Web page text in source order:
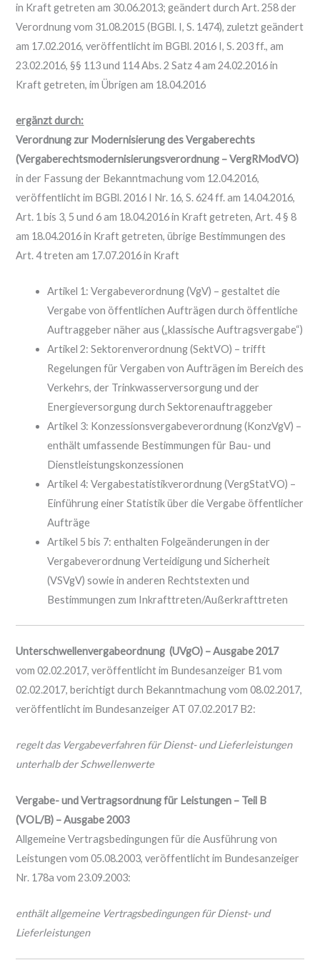
in Kraft getreten am 30.06.2013; geändert durch Art. 258 der
Verordnung vom 31.08.2015 (BGBl. I, S. 1474), zuletzt geändert
am 17.02.2016, veröffentlicht im BGBl. 2016 I, S. 203 ff., am
23.02.2016, §§ 113 und 114 Abs. 2 Satz 4 am 24.02.2016 in
Kraft getreten, im Übrigen am 18.04.2016
ergänzt durch:
Verordnung zur Modernisierung des Vergaberechts
(Vergaberechtsmodernisierungsverordnung – VergRModVO)
in der Fassung der Bekanntmachung vom 12.04.2016,
veröffentlicht im BGBl. 2016 I Nr. 16, S. 624 ff. am 14.04.2016,
Art. 1 bis 3, 5 und 6 am 18.04.2016 in Kraft getreten, Art. 4 § 8
am 18.04.2016 in Kraft getreten, übrige Bestimmungen des
Art. 4 treten am 17.07.2016 in Kraft
Artikel 1: Vergabeverordnung (VgV) – gestaltet die
Vergabe von öffentlichen Aufträgen durch öffentliche
Auftraggeber näher aus („klassische Auftragsvergabe“)
Artikel 2: Sektorenverordnung (SektVO) – trifft
Regelungen für Vergaben von Aufträgen im Bereich des
Verkehrs, der Trinkwasserversorgung und der
Energieversorgung durch Sektorenauftraggeber
Artikel 3: Konzessionsvergabeverordnung (KonzVgV) –
enthält umfassende Bestimmungen für Bau- und
Dienstleistungskonzessionen
Artikel 4: Vergabestatistikverordnung (VergStatVO) –
Einführung einer Statistik über die Vergabe öffentlicher
Aufträge
Artikel 5 bis 7: enthalten Folgeänderungen in der
Vergabeverordnung Verteidigung und Sicherheit
(VSVgV) sowie in anderen Rechtstexten und
Bestimmungen zum Inkrafttreten/Außerkrafttreten
Unterschwellenvergabeordnung (UVgO) – Ausgabe 2017
vom 02.02.2017, veröffentlicht im Bundesanzeiger B1 vom
02.02.2017, berichtigt durch Bekanntmachung vom 08.02.2017,
veröffentlicht im Bundesanzeiger AT 07.02.2017 B2:
regelt das Vergabeverfahren für Dienst- und Lieferleistungen
unterhalb der Schwellenwerte
Vergabe- und Vertragsordnung für Leistungen – Teil B
(VOL/B) – Ausgabe 2003
Allgemeine Vertragsbedingungen für die Ausführung von
Leistungen vom 05.08.2003, veröffentlicht im Bundesanzeiger
Nr. 178a vom 23.09.2003:
enthält allgemeine Vertragsbedingungen für Dienst- und
Lieferleistungen